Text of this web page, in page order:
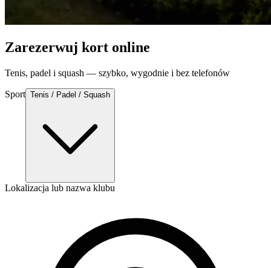
Zarezerwuj kort online
Tenis, padel i squash — szybko, wygodnie i bez telefonów
Sport Tenis / Padel / Squash
Lokalizacja lub nazwa klubu